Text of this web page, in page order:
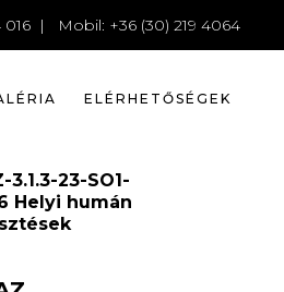
016 | Mobil: +36 (30) 219 4064
ELÉRHETŐSÉGEK
3.1.3-23-SO1-
Helyi humán